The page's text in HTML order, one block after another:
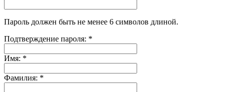
Пароль должен быть не менее 6 символов длиной.
Подтверждение пароля: *
Имя: *
Фамилия: *